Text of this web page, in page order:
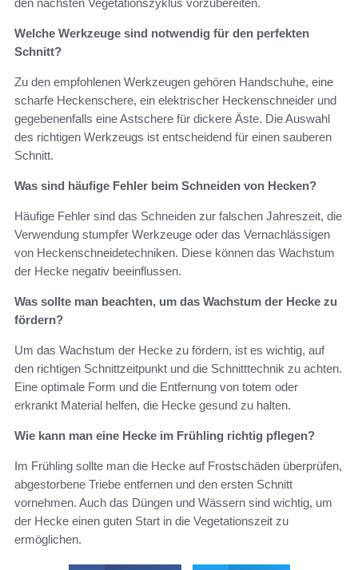
Welche Werkzeuge sind notwendig für den perfekten
Schnitt?
Zu den empfohlenen Werkzeugen gehören Handschuhe, eine
scharfe Heckenschere, ein elektrischer Heckenschneider und
gegebenenfalls eine Astschere für dickere Äste. Die Auswahl
des richtigen Werkzeugs ist entscheidend für einen sauberen
Schnitt.
Was sind häufige Fehler beim Schneiden von Hecken?
Häufige Fehler sind das Schneiden zur falschen Jahreszeit, die
Verwendung stumpfer Werkzeuge oder das Vernachlässigen
von Heckenschneidetechniken. Diese können das Wachstum
der Hecke negativ beeinflussen.
Was sollte man beachten, um das Wachstum der Hecke zu
fördern?
Um das Wachstum der Hecke zu fördern, ist es wichtig, auf
den richtigen Schnittzeitpunkt und die Schnitttechnik zu achten.
Eine optimale Form und die Entfernung von totem oder
erkrankt Material helfen, die Hecke gesund zu halten.
Wie kann man eine Hecke im Frühling richtig pflegen?
Im Frühling sollte man die Hecke auf Frostschäden überprüfen,
abgestorbene Triebe entfernen und den ersten Schnitt
vornehmen. Auch das Düngen und Wässern sind wichtig, um
der Hecke einen guten Start in die Vegetationszeit zu
ermöglichen.